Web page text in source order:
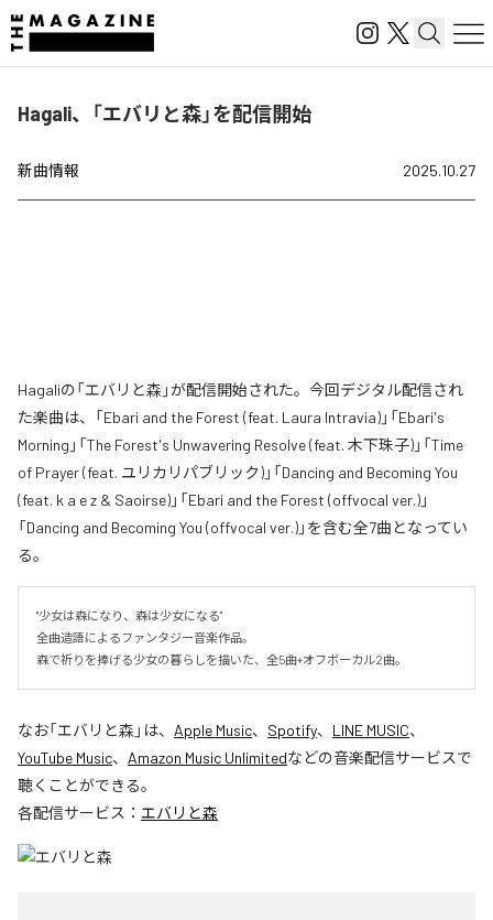
Hagali、「エバリと森」を配信開始
新曲情報 2025.10.27
Hagaliの「エバリと森」が配信開始された。今回デジタル配信され
た楽曲は、「Ebari and the Forest (feat. Laura Intravia)」「Ebari's
Morning」「The Forest's Unwavering Resolve (feat. 木下珠子)」「Time
of Prayer (feat. ユリカリパブリック)」「Dancing and Becoming You
(feat. k a e z & Saoirse)」「Ebari and the Forest (offvocal ver.)」
「Dancing and Becoming You (offvocal ver.)」を含む全7曲となってい
る。
"少女は森になり、森は少女になる"
全曲造語によるファンタジー音楽作品。
森で祈りを捧げる少女の暮らしを描いた、全5曲+オフボーカル2曲。
なお「エバリと森 」は、 Apple Music、 Spotify、 LINE MUSIC、
YouTube Music、 Amazon Music Unlimitedなどの音楽配信サービスで
聴くことができる。
各配信サービス： エバリと森